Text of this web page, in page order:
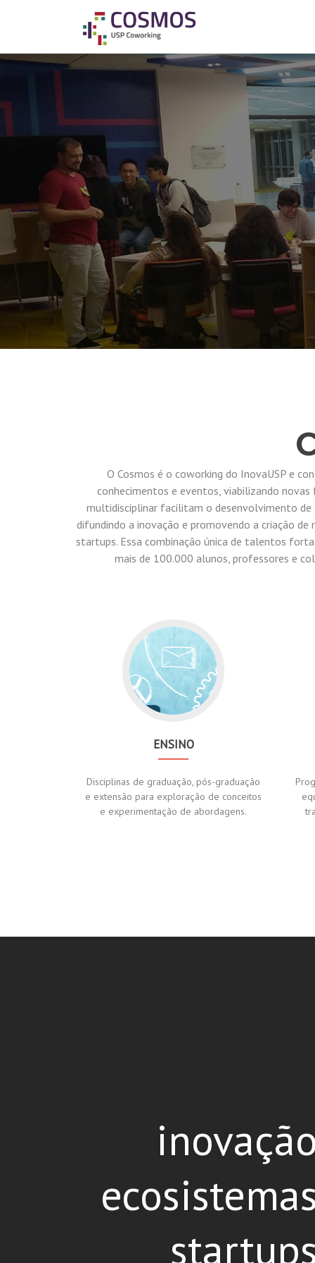
O Cosmos é o coworking do InovaUSP e
conhecimentos e eventos, viabilizando
multidisciplinar facilitam o desenvolvimento de
difundindo a inovação e promovendo a criação
startups. Essa combinação única de talentos
mais de 100.000 alunos, professores e
ENSINO
Disciplinas de graduação, pós-graduação
e extensão para exploração de conceitos
e experimentação de abordagens.